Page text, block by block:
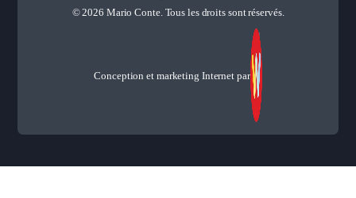
© 2026 Mario Conte. Tous les droits sont réservés.
Conception et marketing Internet par